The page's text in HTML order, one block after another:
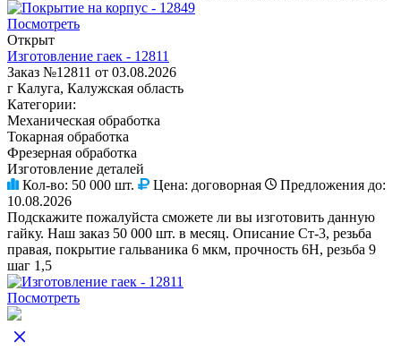
Посмотреть
Открыт
Изготовление гаек - 12811
Заказ №12811 от 03.08.2026
г Калуга, Калужская область
Категории:
Механическая обработка
Токарная обработка
Фрезерная обработка
Изготовление деталей
Кол-во: 50 000 шт. Цена: договорная
Предложения до:
10.08.2026
Подскажите пожалуйста сможете ли вы изготовить данную
гайку. Наш заказ 50 000 шт. в месяц. Описание Ст-3, резьба
правая, покрытие гальваника 6 мкм, прочность 6Н, резьба 9
шаг 1,5
Посмотреть